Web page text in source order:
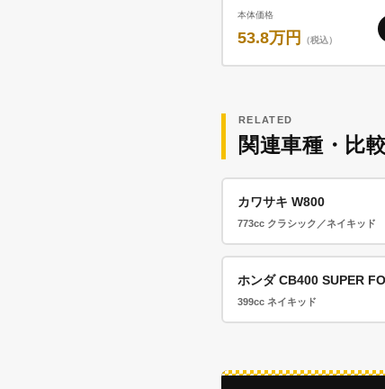
本体価格
53.8万円 （税込）
RELATED
関連車種・比
カワサキ W800
773cc クラシック／ネイキッド
ホンダ CB400 SUPER
399cc ネイキッド